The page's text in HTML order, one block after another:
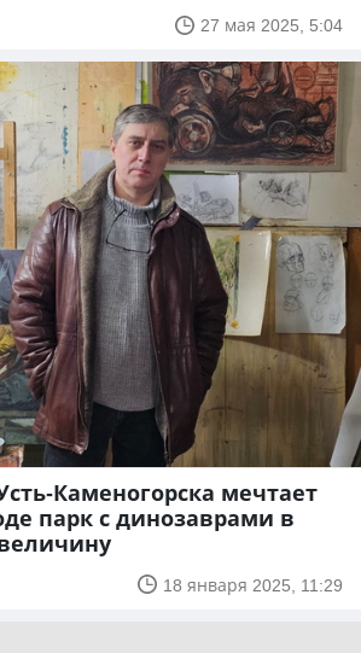
27 мая 2025, 5:04
Каменогорска мечтает
парк с динозаврами в
18 января 2025, 11:29